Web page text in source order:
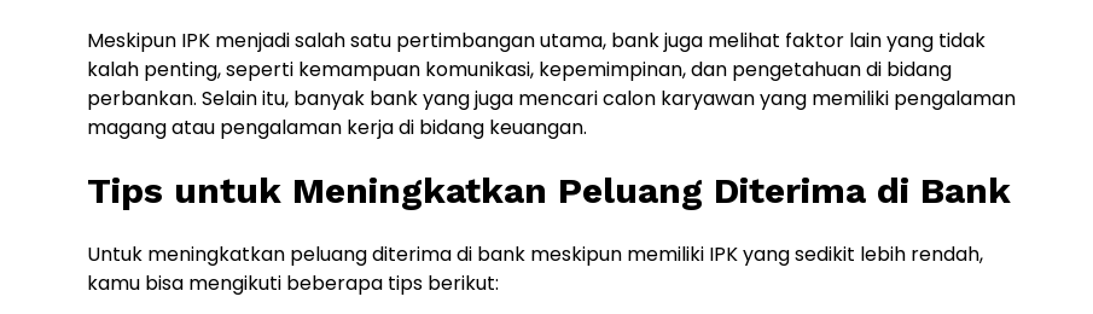
Meskipun IPK menjadi salah satu pertimbangan utama, bank juga melihat faktor lain yang tidak
kalah penting, seperti kemampuan komunikasi, kepemimpinan, dan pengetahuan di bidang
perbankan. Selain itu, banyak bank yang juga mencari calon karyawan yang memiliki pengalaman
magang atau pengalaman kerja di bidang keuangan.
Tips untuk Meningkatkan Peluang Diterima di Bank
Untuk meningkatkan peluang diterima di bank meskipun memiliki IPK yang sedikit lebih rendah,
kamu bisa mengikuti beberapa tips berikut: